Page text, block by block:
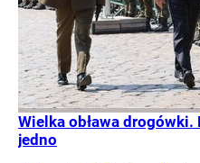
Wielka obława
jedno